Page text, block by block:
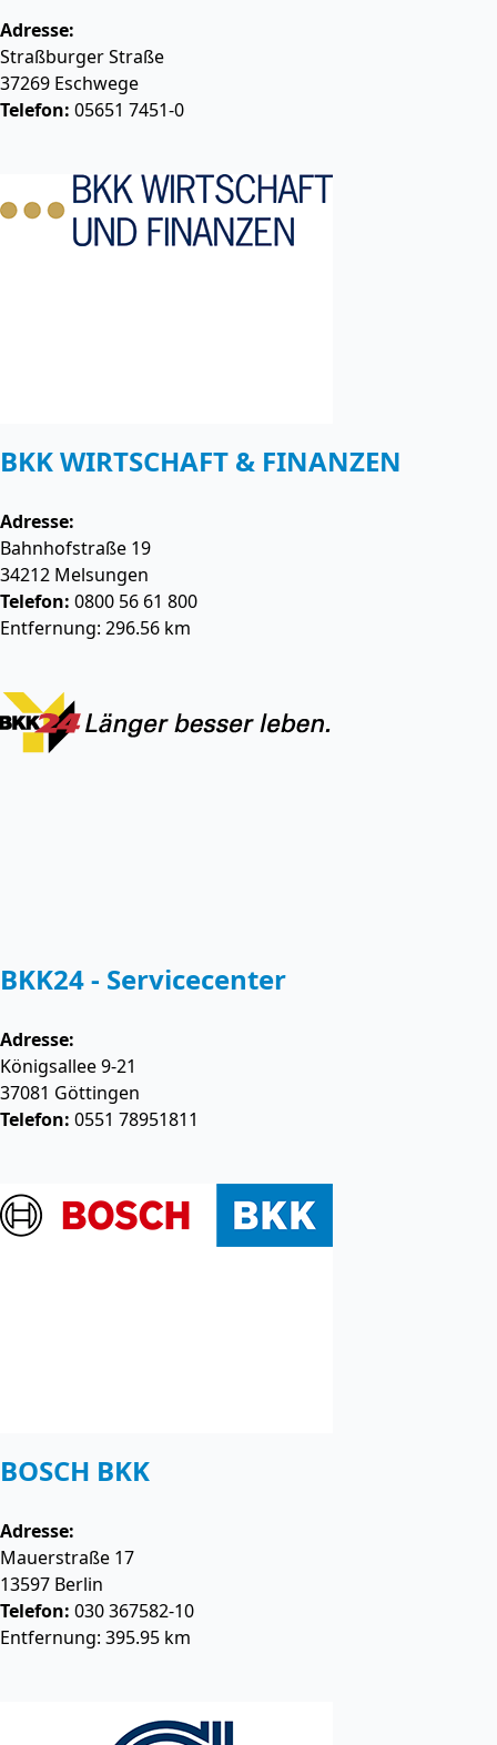
Adresse:
Straßburger Straße
37269 Eschwege
Telefon: 05651 7451-0
BKK WIRTSCHAFT & FINANZEN
Adresse:
Bahnhofstraße 19
34212 Melsungen
Telefon: 0800 56 61 800
Entfernung: 296.56 km
BKK24 - Servicecenter
Adresse:
Königsallee 9-21
37081 Göttingen
Telefon: 0551 78951811
BOSCH BKK
Adresse:
Mauerstraße 17
13597 Berlin
Telefon: 030 367582-10
Entfernung: 395.95 km